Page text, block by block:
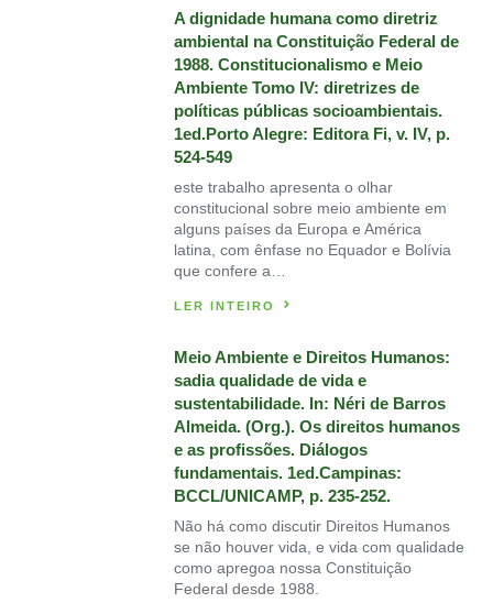
A dignidade humana como diretriz
ambiental na Constituição Federal de
1988. Constitucionalismo e Meio
Ambiente Tomo IV: diretrizes de
políticas públicas socioambientais.
1ed.Porto Alegre: Editora Fi, v. IV, p.
524-549
este trabalho apresenta o olhar
constitucional sobre meio ambiente em
alguns países da Europa e América
latina, com ênfase no Equador e Bolívia
que confere a…
LER INTEIRO
Meio Ambiente e Direitos Humanos:
sadia qualidade de vida e
sustentabilidade. In: Néri de Barros
Almeida. (Org.). Os direitos humanos
e as profissões. Diálogos
fundamentais. 1ed.Campinas:
BCCL/UNICAMP, p. 235-252.
Não há como discutir Direitos Humanos
se não houver vida, e vida com qualidade
como apregoa nossa Constituição
Federal desde 1988.